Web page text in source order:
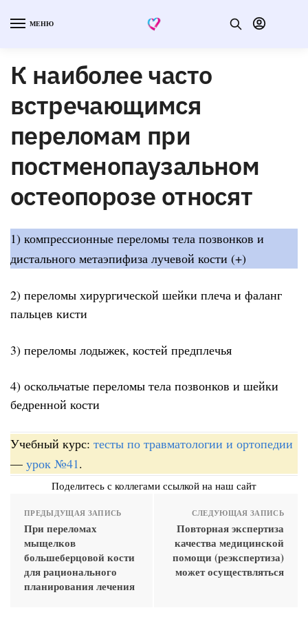
МЕНЮ
К наиболее часто
встречающимся
переломам при
постменопаузальном
остеопорозе относят
1) компрессионные переломы тела позвонков и
дистального метаэпифиза лучевой кости (+)
2) переломы хирургической шейки плеча и фаланг
пальцев кисти
3) переломы лодыжек, костей предплечья
4) оскольчатые переломы тела позвонков и шейки
бедренной кости
Учебный курс: тесты по травматологии и ортопедии
— урок №41.
Поделитесь с коллегами ссылкой на наш сайт
ПРЕДЫДУЩАЯ ЗАПИСЬ
При переломах
мыщелков
большеберцовой кости
для рационального
планирования лечения
СЛЕДУЮЩАЯ ЗАПИСЬ
Повторная экспертиза
качества медицинской
помощи (реэкспертиза)
может осуществляться